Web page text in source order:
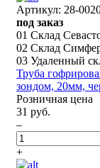
Артикул: 28-
под заказ
01 Склад
02 Склад
03 Удаленный
Труба
зондом, 20мм,
Розничная цена
31 руб.
–
+